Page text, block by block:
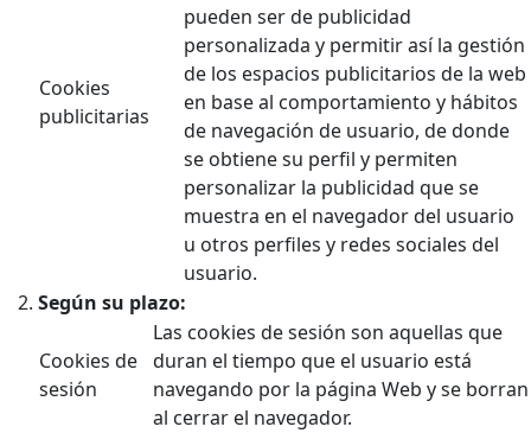
Cookies
publicitarias
pueden ser de publicidad
personalizada y permitir así la gestión
de los espacios publicitarios de la web
en base al comportamiento y hábitos
de navegación de usuario, de donde
se obtiene su perfil y permiten
personalizar la publicidad que se
muestra en el navegador del usuario
u otros perfiles y redes sociales del
usuario.
Según su plazo:
Cookies de
sesión
Las cookies de sesión son aquellas que
duran el tiempo que el usuario está
navegando por la página Web y se borran
al cerrar el navegador.